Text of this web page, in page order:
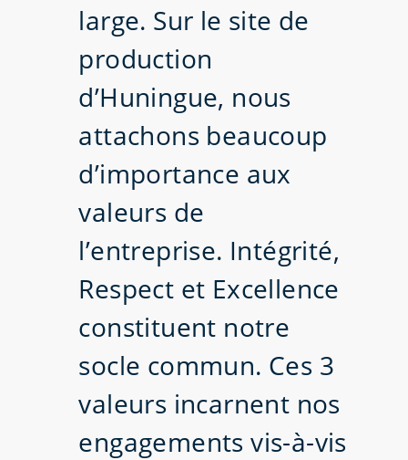
large. Sur le site de
production
d’Huningue, nous
attachons beaucoup
d’importance aux
valeurs de
l’entreprise. Intégrité,
Respect et Excellence
constituent notre
socle commun. Ces 3
valeurs incarnent nos
engagements vis-à-vis